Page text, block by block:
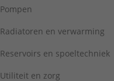
Pompen
Radiatoren en verwarming
Reservoirs en spoeltechniek
Utiliteit en zorg